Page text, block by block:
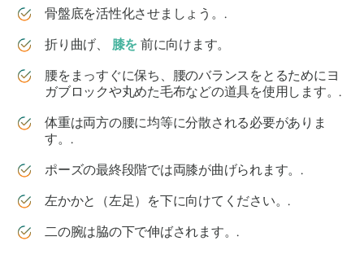
骨盤底を活性化させましょう。.
折り曲げ、 膝を 前に向けます。
腰をまっすぐに保ち、腰のバランスをとるためにヨ
ガブロックや丸めた毛布などの道具を使用します。.
体重は両方の腰に均等に分散される必要がありま
す。.
ポーズの最終段階では両膝が曲げられます。.
左かかと（左足）を下に向けてください。.
二の腕は脇の下で伸ばされます。.